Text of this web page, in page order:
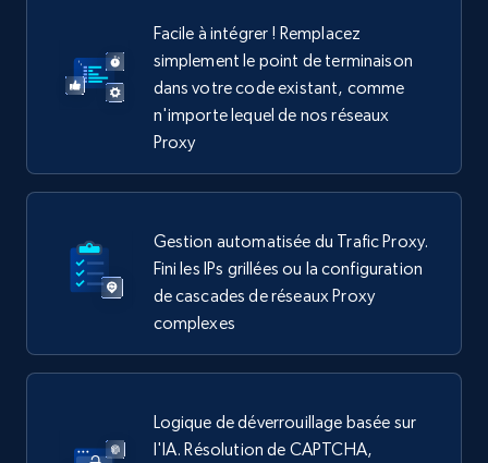
Facile à intégrer ! Remplacez
simplement le point de terminaison
dans votre code existant, comme
n'importe lequel de nos réseaux
Proxy
Gestion automatisée du Trafic Proxy.
Fini les IPs grillées ou la configuration
de cascades de réseaux Proxy
complexes
Logique de déverrouillage basée sur
l'IA. Résolution de CAPTCHA,